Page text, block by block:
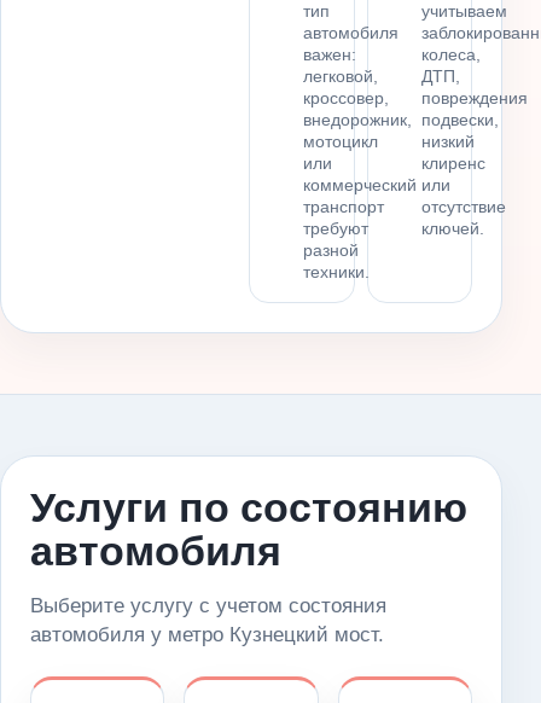
тип
автомобиля
важен:
легковой,
кроссовер,
внедорожник,
мотоцикл
или
коммерческий
транспорт
требуют
разной
техники.
учитываем
колеса,
ДТП,
повреждения
подвески,
низкий
клиренс
или
отсутствие
ключей.
Услуги по состоянию
автомобиля
Выберите услугу с учетом состояния
автомобиля у метро Кузнецкий мост.